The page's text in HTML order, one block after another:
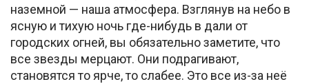
наземной — наша атмосфера. Взглянув на небо в
ясную и тихую ночь где-нибудь в дали от
городских огней, вы обязательно заметите, что
все звезды мерцают. Они подрагивают,
становятся то ярче, то слабее. Это все из-за неё